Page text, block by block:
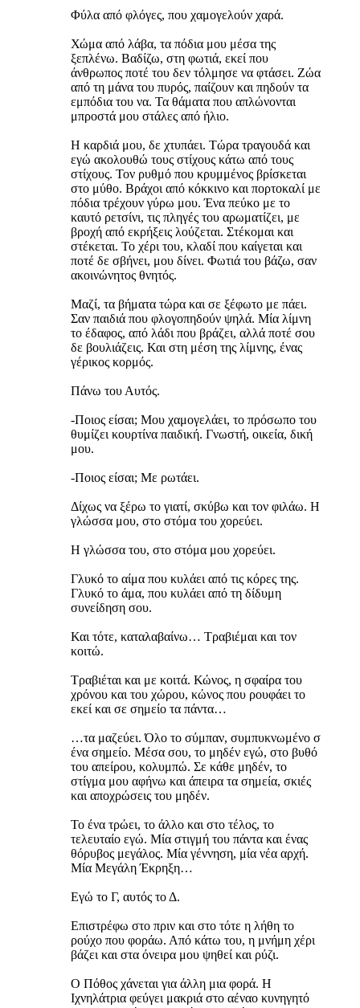
Φύλα από φλόγες, που χαμογελούν χαρά.
Χώμα από λάβα, τα πόδια μου μέσα της
ξεπλένω. Βαδίζω, στη φωτιά, εκεί που
άνθρωπος ποτέ του δεν τόλμησε να φτάσει. Ζώα
από τη μάνα του πυρός, παίζουν και πηδούν τα
εμπόδια του να. Τα θάματα που απλώνονται
μπροστά μου στάλες από ήλιο.
Η καρδιά μου, δε χτυπάει. Τώρα τραγουδά και
εγώ ακολουθώ τους στίχους κάτω από τους
στίχους. Τον ρυθμό που κρυμμένος βρίσκεται
στο μύθο. Βράχοι από κόκκινο και πορτοκαλί με
πόδια τρέχουν γύρω μου. Ένα πεύκο με το
καυτό ρετσίνι, τις πληγές του αρωματίζει, με
βροχή από εκρήξεις λούζεται. Στέκομαι και
στέκεται. Το χέρι του, κλαδί που καίγεται και
ποτέ δε σβήνει, μου δίνει. Φωτιά του βάζω, σαν
ακοινώνητος θνητός.
Μαζί, τα βήματα τώρα και σε ξέφωτο με πάει.
Σαν παιδιά που φλογοπηδούν ψηλά. Μία λίμνη
το έδαφος, από λάδι που βράζει, αλλά ποτέ σου
δε βουλιάζεις. Και στη μέση της λίμνης, ένας
γέρικος κορμός.
Πάνω του Αυτός.
-Ποιος είσαι; Μου χαμογελάει, το πρόσωπο του
θυμίζει κουρτίνα παιδική. Γνωστή, οικεία, δική
μου.
-Ποιος είσαι; Με ρωτάει.
Δίχως να ξέρω το γιατί, σκύβω και τον φιλάω. Η
γλώσσα μου, στο στόμα του χορεύει.
Η γλώσσα του, στο στόμα μου χορεύει.
Γλυκό το αίμα που κυλάει από τις κόρες της.
Γλυκό το άμα, που κυλάει από τη δίδυμη
συνείδηση σου.
Και τότε, καταλαβαίνω… Τραβιέμαι και τον
κοιτώ.
Τραβιέται και με κοιτά. Κώνος, η σφαίρα του
χρόνου και του χώρου, κώνος που ρουφάει το
εκεί και σε σημείο τα πάντα…
…τα μαζεύει. Όλο το σύμπαν, συμπυκνωμένο σ
ένα σημείο. Μέσα σου, το μηδέν εγώ, στο βυθό
του απείρου, κολυμπώ. Σε κάθε μηδέν, το
στίγμα μου αφήνω και άπειρα τα σημεία, σκιές
και αποχρώσεις του μηδέν.
Το ένα τρώει, το άλλο και στο τέλος, το
τελευταίο εγώ. Μία στιγμή του πάντα και ένας
θόρυβος μεγάλος. Μία γέννηση, μία νέα αρχή.
Μία Μεγάλη Έκρηξη…
Εγώ το Γ, αυτός το Δ.
Επιστρέφω στο πριν και στο τότε η λήθη το
ρούχο που φοράω. Από κάτω του, η μνήμη χέρι
βάζει και στα όνειρα μου ψηθεί και ρύζι.
Ο Πόθος χάνεται για άλλη μια φορά. Η
Ιχνηλάτρια φεύγει μακριά στο αέναο κυνηγητό